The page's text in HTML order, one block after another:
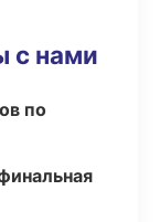
с нами
по